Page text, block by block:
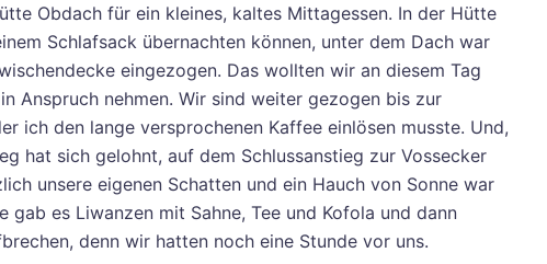
Obdach für ein kleines, kaltes Mittagessen. In der Hütte
Schlafsack übernachten können, unter dem Dach war
eingezogen. Das wollten wir an diesem Tag
Anspruch nehmen. Wir sind weiter gezogen bis zur
ich den lange versprochenen Kaffee einlösen musste. Und,
hat sich gelohnt, auf dem Schlussanstieg zur Vossecker
unsere eigenen Schatten und ein Hauch von Sonne war
gab es Liwanzen mit Sahne, Tee und Kofola und dann
denn wir hatten noch eine Stunde vor uns.